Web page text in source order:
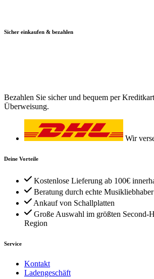
Sicher einkaufen & bezahlen
Bezahlen Sie sicher und bequem per
Überweisung.
Wir
Deine Vorteile
Kostenlose Lieferung ab 100€
Beratung durch echte Musikliebhaber
Ankauf von Schallplatten
Große Auswahl im größten Second-
Region
Service
Kontakt
Ladengeschäft